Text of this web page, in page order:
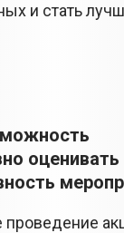
и стать
оценивать
проведение